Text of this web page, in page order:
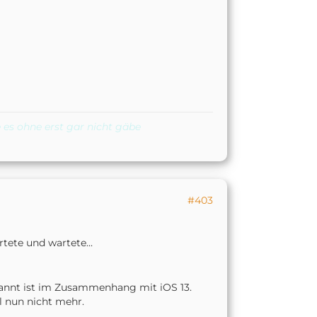
ohne erst gar nicht gäbe
#403
und wartete...
ist im Zusammenhang mit iOS 13.
nun nicht mehr.